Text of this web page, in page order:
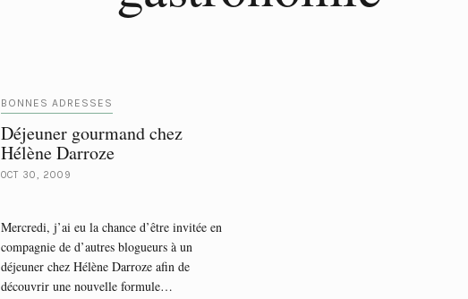
BONNES ADRESSES
Déjeuner gourmand chez
Hélène Darroze
OCT 30, 2009
Mercredi, j’ai eu la chance d’être invitée en
compagnie de d’autres blogueurs à un
déjeuner chez Hélène Darroze afin de
découvrir une nouvelle formule…